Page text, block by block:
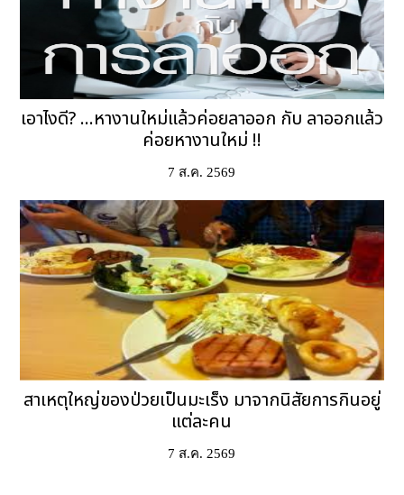
เอาไงดี? ...หางานใหม่แล้วค่อยลาออก กับ ลาออกแล้ว
ค่อยหางานใหม่ !!
7 ส.ค. 2569
สาเหตุใหญ่ของป่วยเป็นมะเร็ง มาจากนิสัยการกินอยู่
แต่ละคน
7 ส.ค. 2569